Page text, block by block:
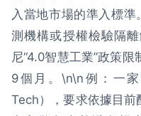
入當地市場的準入標
測機構或授權檢驗隔
尼“4.0智慧工業”政策
9個月。\n\n例：一
Tech），要求依據目前